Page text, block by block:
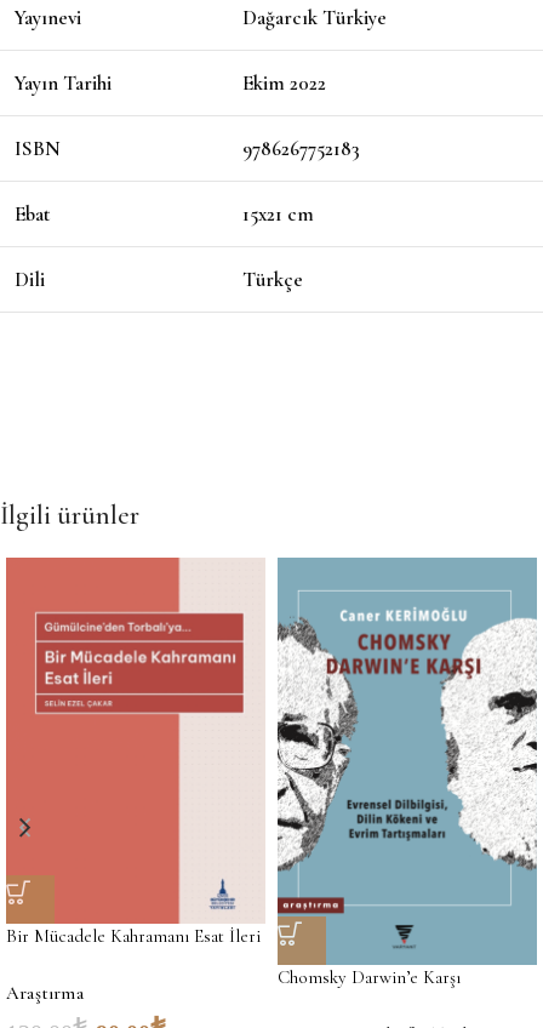
Yayınevi Dağarcık Türkiye
Yayın Tarihi Ekim 2022
ISBN 9786267752183
Ebat 15x21 cm
Dili Türkçe
İlgili ürünler
Bir Mücadele Kahramanı Esat İleri
Araştırma
Chomsky Darwin’e Karşı